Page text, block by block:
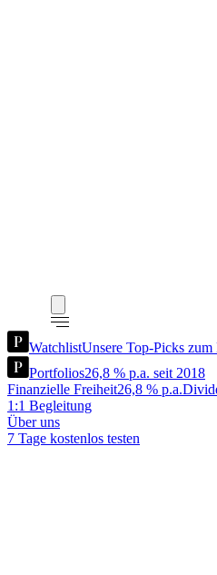
WatchlistUnsere Top-Picks
Portfolios26,8 % p.a. seit 2018
Finanzielle Freiheit26,8 % p.a.
1:1 Begleitung
Über uns
7 Tage kostenlos testen